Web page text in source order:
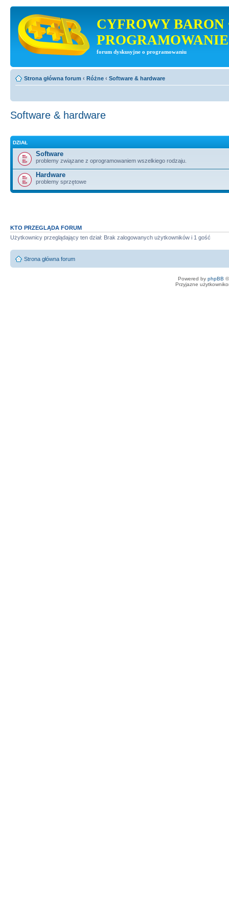
CYFROWY BARON
PROGRAMOWANIE
forum dyskusyjne o programowaniu
Strona główna forum ‹ Różne ‹ Software & hardware
Software & hardware
DZIAŁ
Software
problemy związane z oprogramowaniem wszelkiego rodzaju.
Hardware
problemy sprzętowe
KTO PRZEGLĄDA FORUM
Użytkownicy przeglądający ten dział: Brak zalogowanych użytkowników i 1 gość
Strona główna forum
Powered by phpBB
Przyjazne